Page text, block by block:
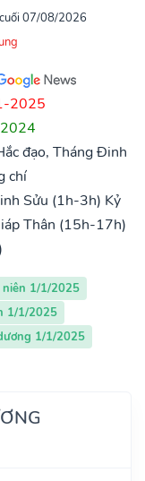
07/08/2026
2025
đạo, Tháng Đinh
chí
Sửu (1h-3h) Kỷ
Thân (15h-17h)
1/1/2025
1/1/2025
1/1/2025